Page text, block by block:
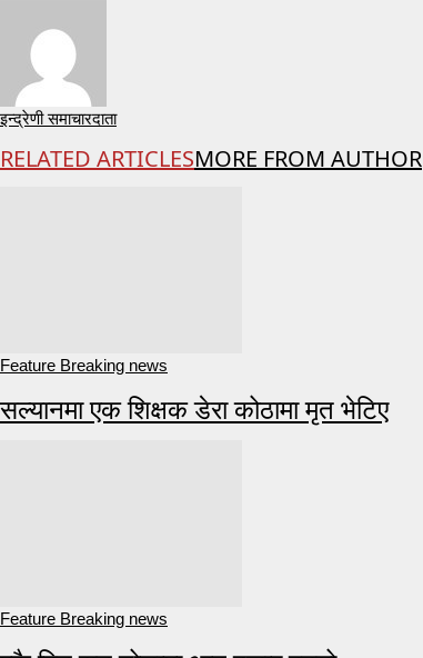
इन्द्रेणी समाचारदाता
RELATED ARTICLESMORE FROM AUTHOR
Feature Breaking news
सल्यानमा एक शिक्षक डेरा कोठामा मृत भेटिए
Feature Breaking news